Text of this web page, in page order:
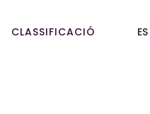
CLASSIFICACIÓ ES